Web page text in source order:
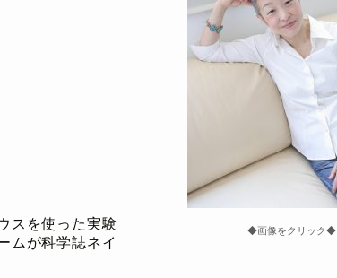
スを使った実験
ムが科学誌ネイ
◆画像をクリック◆